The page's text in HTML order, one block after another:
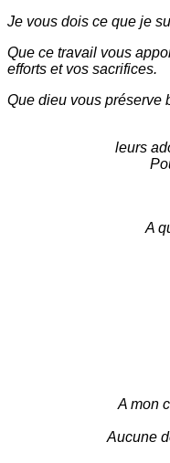
Je vous dois ce que je
Que ce travail vous
efforts et vos sacrifices.
Que dieu vous préserve
leurs
A
A mon
Aucune